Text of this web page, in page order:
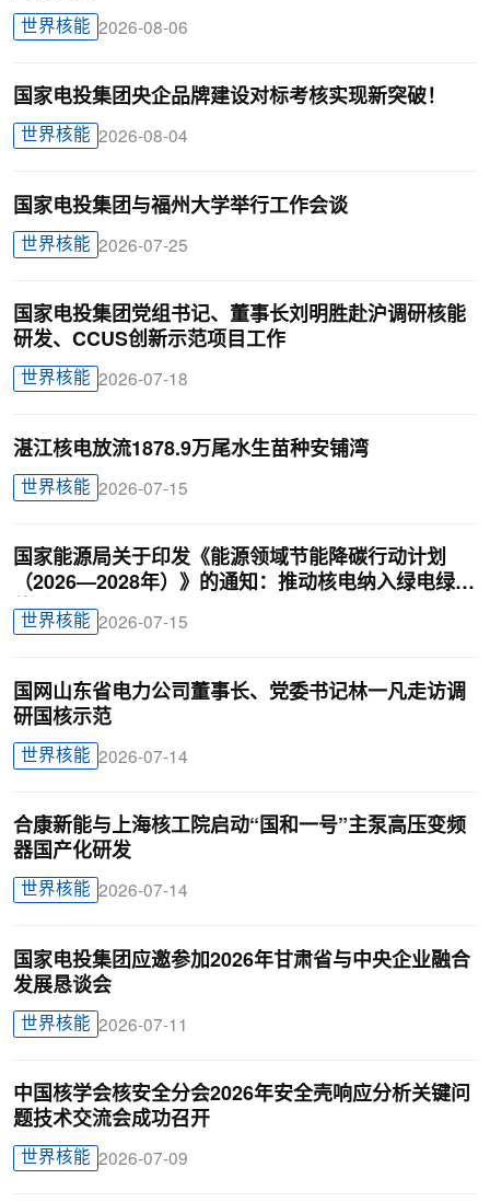
世界核能 2026-08-06
国家电投集团央企品牌建设对标考核实现新突破！
世界核能 2026-08-04
国家电投集团与福州大学举行工作会谈
世界核能 2026-07-25
国家电投集团党组书记、董事长刘明胜赴沪调研核能
研发、CCUS创新示范项目工作
世界核能 2026-07-18
湛江核电放流1878.9万尾水生苗种安铺湾
世界核能 2026-07-15
国家能源局关于印发《能源领域节能降碳行动计划
（2026—2028年）》的通知：推动核电纳入绿电绿证
体系
世界核能 2026-07-15
国网山东省电力公司董事长、党委书记林一凡走访调
研国核示范
世界核能 2026-07-14
合康新能与上海核工院启动“国和一号”主泵高压变频
器国产化研发
世界核能 2026-07-14
国家电投集团应邀参加2026年甘肃省与中央企业融合
发展恳谈会
世界核能 2026-07-11
中国核学会核安全分会2026年安全壳响应分析关键问
题技术交流会成功召开
世界核能 2026-07-09